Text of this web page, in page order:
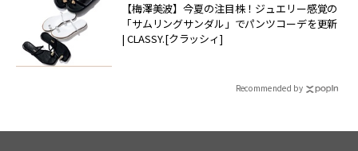
【梅澤美波】今夏の注目株！ジュエリー感覚の
「サムリングサンダル」でパンツコーデを更新
| CLASSY.[クラッシィ]
Recommended by